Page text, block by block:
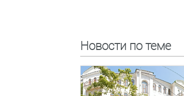
Новости по теме